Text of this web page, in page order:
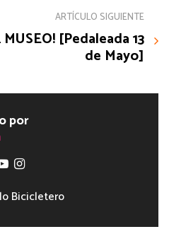
ARTÍCULO SIGUIENTE
[Pedaleada 13
de Mayo]
por
Bicicletero